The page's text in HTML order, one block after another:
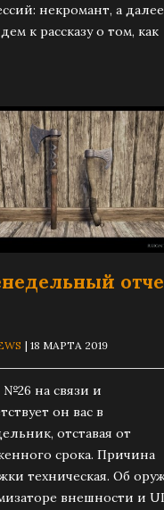
некромант, а далее
к рассказу о том, как
| 18 МАРТА 2019
№26 на связи и
он вас в
отставая от
срока. Причина
техническая. Об
внешности и UI